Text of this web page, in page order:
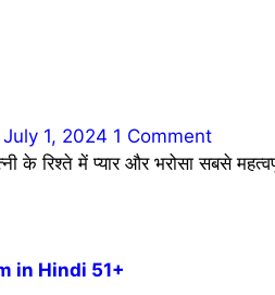
July 1, 2024 1 Comment
के रिश्ते में प्यार और भरोसा सबसे
in Hindi 51+